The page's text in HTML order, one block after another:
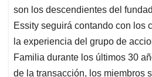
son los descendientes del
Essity seguirá contando con los
la experiencia del grupo de
Familia durante los últimos 30
de la transacción, los miembros